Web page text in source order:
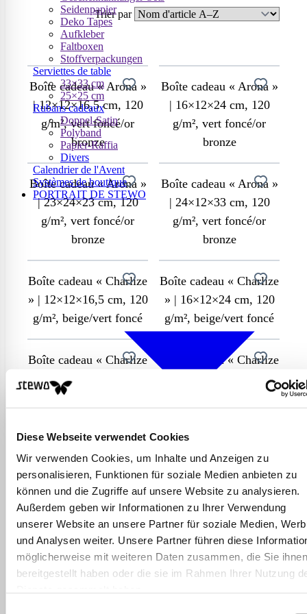
Diese Webseite verwendet Cookies
Wir verwenden Cookies, um Inhalte und Anzeigen zu
personalisieren, Funktionen für soziale Medien anbieten zu
können und die Zugriffe auf unsere Website zu analysieren.
Außerdem geben wir Informationen zu Ihrer Verwendung
unserer Website an unsere Partner für soziale Medien,
und Analysen weiter. Unsere Partner führen diese
möglicherweise mit weiteren Daten zusammen, die Sie ihnen
bereitgestellt haben oder die sie im Rahmen Ihrer Nutzung
Seidenpapier
Deko Tapes
Aufkleber
Faltboxen
Stoffverpackungen
Serviettes de table
33×33 cm
25×25 cm
Rubans cadeaux
Doppel-Satin
Polyband
Papier-Raffia
Divers
Calendrier de l'Avent
Systèmes de boutique
PORTRAIT DE STEWO
Contact
Team
Entreprise
Nachhaltigkeit
Mindful Giving
Zuckerrohrpapier
Trier par
Boîte cadeau « Arona »
| 12×12×16,5 cm, 120
g/m², vert foncé/or
bronze
Boîte cadeau « Arona »
| 16×12×24 cm, 120
g/m², vert foncé/or
bronze
Boîte cadeau « Arona »
| 23×24×23 cm, 120
g/m², vert foncé/or
bronze
Boîte cadeau « Arona »
| 24×12×33 cm, 120
g/m², vert foncé/or
bronze
Boîte cadeau « Charlize
» | 12×12×16,5 cm, 120
g/m², beige/vert foncé
Boîte cadeau « Charlize
» | 16×12×24 cm, 120
g/m², beige/vert foncé
Boîte cadeau « Charlize
» | 23×24×23 cm, 120
g/m², beige/vert foncé
Boîte cadeau « Charlize
» | 24×12×33 cm, 120
g/m², beige/vert foncé
Boîte cadeau « Kian » |
23×24×23 cm, 120
g/m², vert foncé/marron
Boîte cadeau « Malik »
| 12×12×16,5 cm, 120
g/m², bleu clair
Boîte cadeau « Malik »
| 16×12×24 cm, 120
g/m², rouge
Boîte cadeau « Malik »
| 23×24×23 cm, 120
g/m², rouge
Boîte cadeau « Malik »
Boîte cadeau «